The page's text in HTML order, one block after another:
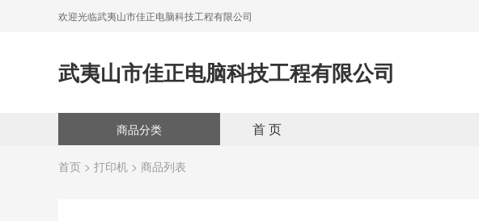
欢迎光临武夷山市佳正电脑科技工程有限公司
武夷山市佳正电脑科技工程有限公司
商品分类 首 页
首页 > 打印机 > 商品列表